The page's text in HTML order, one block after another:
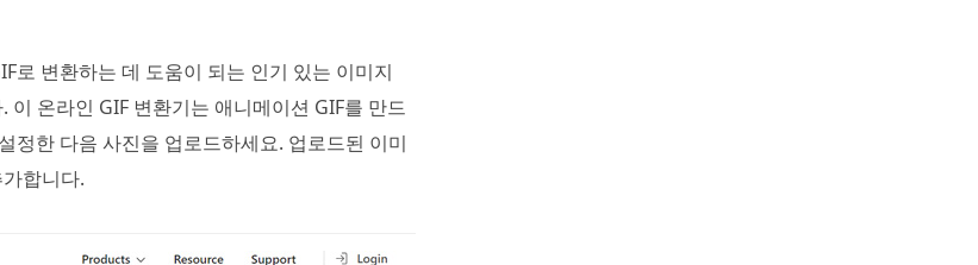
로 변환하는 데 도움이 되는 인기 있는 이미지
온라인 GIF 변환기는 애니메이션 GIF를 만드
정한 다음 사진을 업로드하세요. 업로드된 이미
합니다.